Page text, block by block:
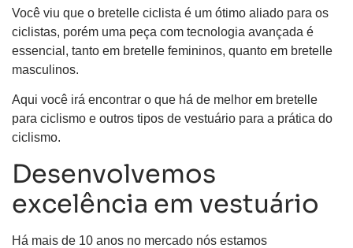
Você viu que o bretelle ciclista é um ótimo aliado para os
ciclistas, porém uma peça com tecnologia avançada é
essencial, tanto em bretelle femininos, quanto em bretelle
masculinos.
Aqui você irá encontrar o que há de melhor em bretelle
para ciclismo e outros tipos de vestuário para a prática do
ciclismo.
Desenvolvemos
excelência em vestuário
Há mais de 10 anos no mercado nós estamos